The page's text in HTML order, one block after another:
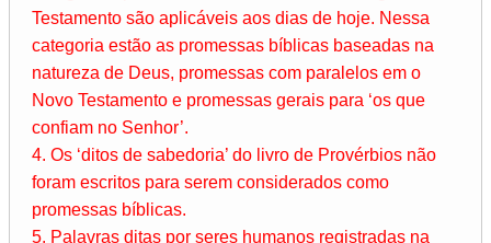
Testamento são aplicáveis aos dias de hoje. Nessa
categoria estão as promessas bíblicas baseadas na
natureza de Deus, promessas com paralelos em o
Novo Testamento e promessas gerais para ‘os que
confiam no Senhor’.
4. Os ‘ditos de sabedoria’ do livro de Provérbios não
foram escritos para serem considerados como
promessas bíblicas.
5. Palavras ditas por seres humanos registradas na